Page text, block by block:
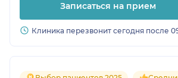
Записаться на прием
Клиника перезвонит сегодня после